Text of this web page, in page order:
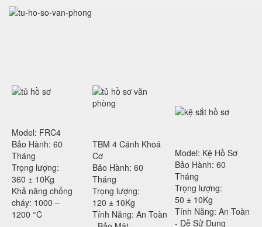
Model: FRC4
Bảo Hành: 60
Tháng
Trọng lượng:
360 ± 10Kg
Khả năng chống
cháy: 1000 –
1200 °C
TBM 4 Cánh Khoá
Cơ
Bảo Hành: 60
Tháng
Trọng lượng:
120 ± 10Kg
Tính Năng: An Toàn
Model: Kệ Hồ Sơ
Bảo Hành: 60
Tháng
Trọng lượng:
50 ± 10Kg
Tính Năng: An Toàn
- Dễ Sử Dụng